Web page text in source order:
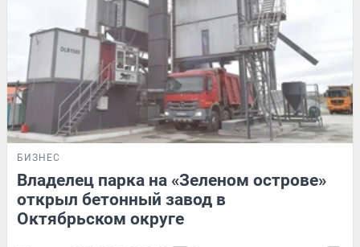
БИЗНЕС
Владелец парка на «Зеленом острове»
открыл бетонный завод в
Октябрьском округе